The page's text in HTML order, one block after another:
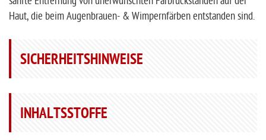
Haut, die beim Augenbrauen- & Wimpernfärben entstanden sind.
SICHERHEITSHINWEISE
INHALTSSTOFFE